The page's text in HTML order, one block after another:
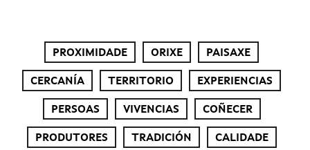
PROXIMIDADE ORIXE PAISAXE
CERCANÍA TERRITORIO EXPERIENCIAS
PERSOAS VIVENCIAS COÑECER
PRODUTORES TRADICIÓN CALIDADE